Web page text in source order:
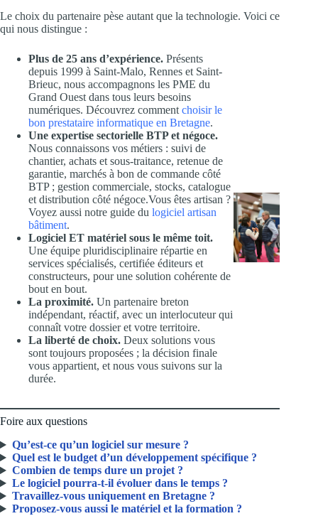
Le choix du partenaire pèse autant que la technologie. Voici ce
qui nous distingue :
Plus de 25 ans d’expérience. Présents
depuis 1999 à Saint-Malo, Rennes et Saint-
Brieuc, nous accompagnons les PME du
Grand Ouest dans tous leurs besoins
numériques. Découvrez comment choisir le
bon prestataire informatique en Bretagne.
Une expertise sectorielle BTP et négoce.
Nous connaissons vos métiers : suivi de
chantier, achats et sous-traitance, retenue de
garantie, marchés à bon de commande côté
BTP ; gestion commerciale, stocks, catalogue
et distribution côté négoce.Vous êtes artisan ?
Voyez aussi notre guide du logiciel artisan
bâtiment.
Logiciel ET matériel sous le même toit.
Une équipe pluridisciplinaire répartie en
services spécialisés, certifiée éditeurs et
constructeurs, pour une solution cohérente de
bout en bout.
La proximité. Un partenaire breton
indépendant, réactif, avec un interlocuteur qui
connaît votre dossier et votre territoire.
La liberté de choix. Deux solutions vous
sont toujours proposées ; la décision finale
vous appartient, et nous vous suivons sur la
durée.
Foire aux questions
Qu’est-ce qu’un logiciel sur mesure ?
Quel est le budget d’un développement spécifique ?
Combien de temps dure un projet ?
Le logiciel pourra-t-il évoluer dans le temps ?
Travaillez-vous uniquement en Bretagne ?
Proposez-vous aussi le matériel et la formation ?